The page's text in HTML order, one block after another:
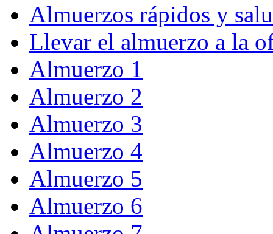
Almuerzos rápidos y
Llevar el almuerzo a la
Almuerzo 1
Almuerzo 2
Almuerzo 3
Almuerzo 4
Almuerzo 5
Almuerzo 6